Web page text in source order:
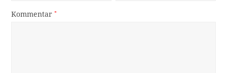
Kommentar*